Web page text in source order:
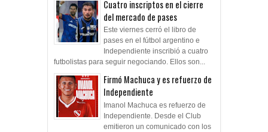
Cuatro inscriptos en el cierre
del mercado de pases
Este viernes cerró el libro de
pases en el fútbol argentino e
Independiente inscribió a cuatro
futbolistas para seguir negociando. Ellos son...
Firmó Machuca y es refuerzo de
Independiente
Imanol Machuca es refuerzo de
Independiente. Desde el Club
emitieron un comunicado con los